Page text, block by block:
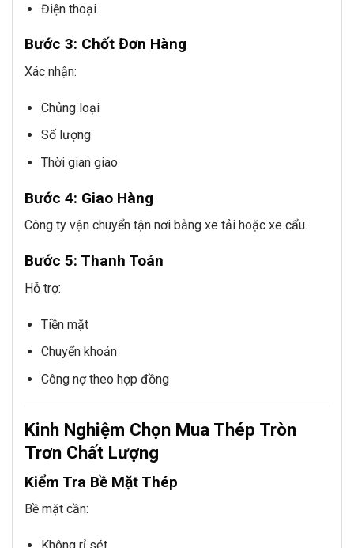
Điện thoại
Bước 3: Chốt Đơn Hàng
Xác nhận:
Chủng loại
Số lượng
Thời gian giao
Bước 4: Giao Hàng
Công ty vận chuyển tận nơi bằng xe tải hoặc xe cẩu.
Bước 5: Thanh Toán
Hỗ trợ:
Tiền mặt
Chuyển khoản
Công nợ theo hợp đồng
Kinh Nghiệm Chọn Mua Thép Tròn
Trơn Chất Lượng
Kiểm Tra Bề Mặt Thép
Bề mặt cần: